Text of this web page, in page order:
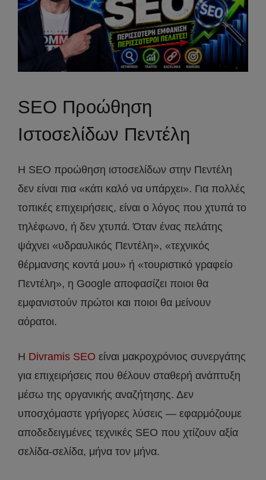
SEO Προώθηση
Ιστοσελίδων Πεντέλη
Η SEO προώθηση ιστοσελίδων στην Πεντέλη
δεν είναι πια «κάτι καλό να υπάρχει». Για πολλές
τοπικές επιχειρήσεις, είναι ο λόγος που χτυπά το
τηλέφωνο, ή δεν χτυπά. Όταν ένας πελάτης
ψάχνει «υδραυλικός Πεντέλη», «τεχνικός
θέρμανσης κοντά μου» ή «τουριστικό γραφείο
Πεντέλη», η Google αποφασίζει ποιοι θα
εμφανιστούν πρώτοι και ποιοι θα μείνουν
αόρατοι.
Η Divramis SEO είναι μακροχρόνιος συνεργάτης
για επιχειρήσεις που θέλουν σταθερή ανάπτυξη
μέσω της οργανικής αναζήτησης. Δεν
υποσχόμαστε γρήγορες λύσεις — εφαρμόζουμε
αποδεδειγμένες τεχνικές SEO που χτίζουν αξία
σελίδα-σελίδα, μήνα τον μήνα.